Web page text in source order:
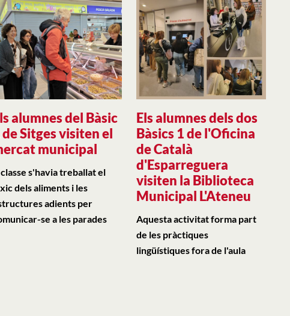
alumnes del Bàsic
de Sitges visiten el
municipal
s'havia treballat el
dels aliments i les
adients per
se a les parades
Els alumnes dels dos
Bàsics 1 de l'Oficina
de Català
d'Esparreguera
visiten la Biblioteca
Municipal L'Ateneu
Aquesta activitat forma part
de les pràctiques
lingüístiques fora de l'aula